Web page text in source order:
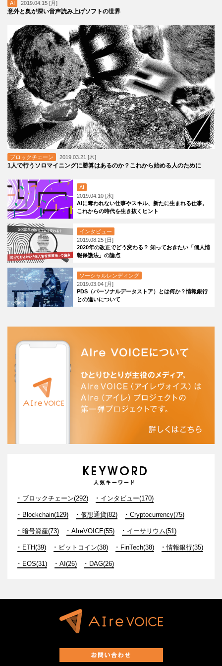
AI 2019.04.15 [月]
意外と奥が深い音声読み上げソフトの世界
ブロックチェーン 2019.03.21 [木]
1人で行うソロマイニングに勝算はあるのか？これから始める人のために
AI
2019.04.10 [水]
AIに奪われない仕事やスキル、新たに生まれる仕事。
これからの時代を生き抜くヒント
インタビュー
2019.08.25 [日]
2020年の改正でどう変わる？ 知っておきたい「個人情
報保護法」の論点
ソーシャルレンディング
2019.03.04 [月]
PDS（パーソナルデータストア）とは何か？情報銀行
との違いについて
ブロックチェーン(292) インタビュー(170)
Blockchain(129) 仮想通貨(82) Cryptocurrency(75)
暗号資産(73) AIreVOICE(55) イーサリウム(51)
ETH(39) ビットコイン(38) FinTech(38) 情報銀行(35)
EOS(31) AI(26) DAG(26)